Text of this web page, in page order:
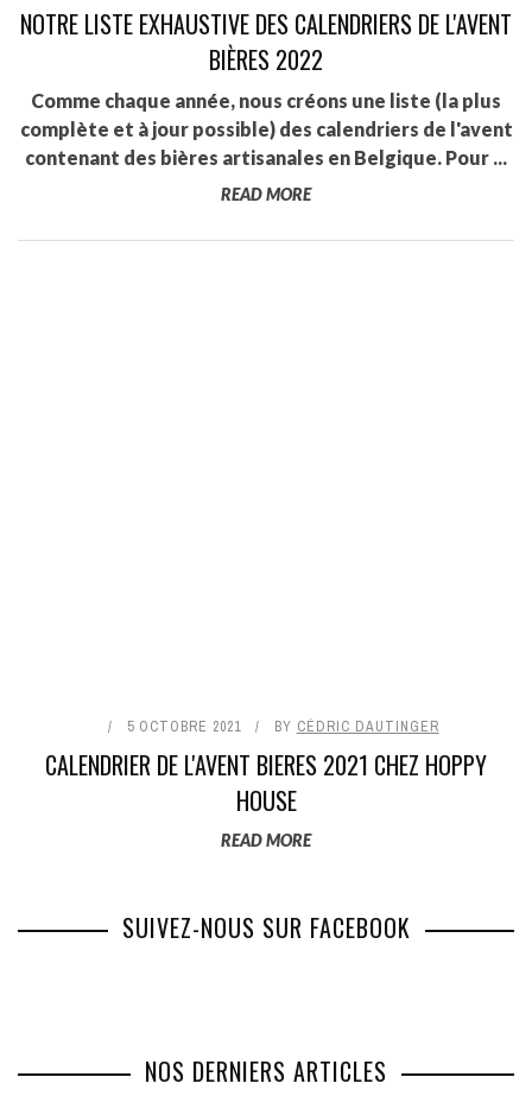
NOTRE LISTE EXHAUSTIVE DES CALENDRIERS DE L'AVENT
BIÈRES 2022
Comme chaque année, nous créons une liste (la plus
complète et à jour possible) des calendriers de l'avent
contenant des bières artisanales en Belgique. Pour ...
READ MORE
5 OCTOBRE 2021 BY CÉDRIC DAUTINGER
CALENDRIER DE L'AVENT BIERES 2021 CHEZ HOPPY
HOUSE
READ MORE
SUIVEZ-NOUS SUR FACEBOOK
NOS DERNIERS ARTICLES